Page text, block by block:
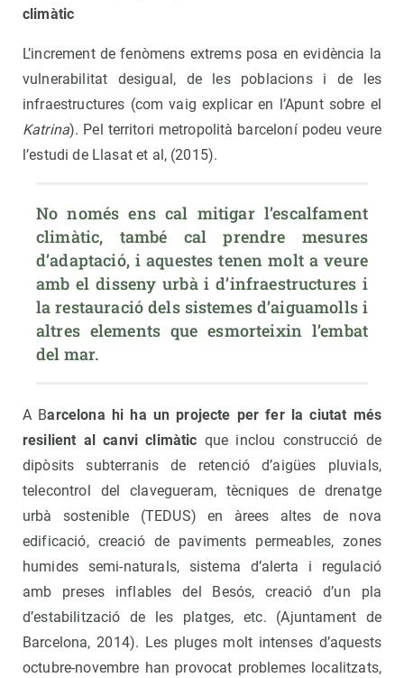
climàtic
L’increment de fenòmens extrems posa en evidència la
vulnerabilitat desigual, de les poblacions i de les
infraestructures (com vaig explicar en l’Apunt sobre el
Katrina). Pel territori metropolità barceloní podeu veure
l’estudi de Llasat et al, (2015).
No només ens cal mitigar l’escalfament
climàtic, també cal prendre mesures
d’adaptació, i aquestes tenen molt a veure
amb el disseny urbà i d’infraestructures i
la restauració dels sistemes d’aiguamolls i
altres elements que esmorteixin l’embat
del mar.
A Barcelona hi ha un projecte per fer la ciutat més
resilient al canvi climàtic que inclou construcció de
dipòsits subterranis de retenció d’aigües pluvials,
telecontrol del clavegueram, tècniques de drenatge
urbà sostenible (TEDUS) en àrees altes de nova
edificació, creació de paviments permeables, zones
humides semi-naturals, sistema d’alerta i regulació
amb preses inflables del Besós, creació d’un pla
d’estabilització de les platges, etc. (Ajuntament de
Barcelona, 2014). Les pluges molt intenses d’aquests
octubre-novembre han provocat problemes localitzats,